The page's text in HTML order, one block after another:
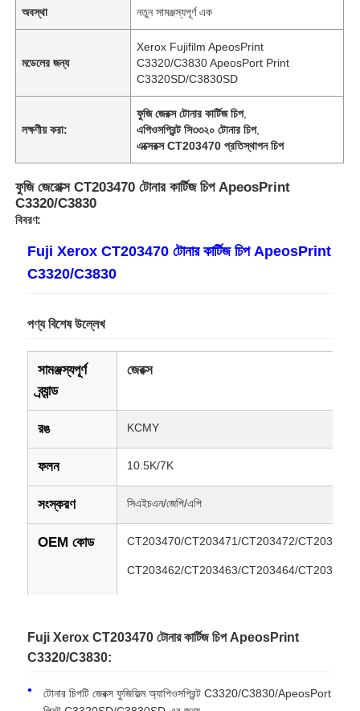
অবস্থা নতুন সামঞ্জস্যপূর্ণ এক
মডেলের জন্য
Xerox Fujifilm ApeosPrint
C3320/C3830 ApeosPort Print
C3320SD/C3830SD
লক্ষণীয় করা:
ফুজি জেরক্স টোনার কার্টিজ চিপ,
এপিওসপ্রিন্ট সি৩৩২০ টোনার চিপ,
এক্সেরক্স CT203470 প্রতিস্থাপন চিপ
ফুজি জেরোক্স CT203470 টোনার কার্টিজ চিপ ApeosPrint
C3320/C3830
বিবরণ:
Fuji Xerox CT203470 টোনার কার্টিজ চিপ ApeosPrint
C3320/C3830
পণ্য বিশেষ উল্লেখ
সামঞ্জস্যপূর্ণ
ব্র্যান্ড
জেরক্স
রঙ KCMY
ফলন 10.5K/7K
সংস্করণ সিএইচএন/জেপি/এপি
OEM কোড CT203470/CT203471/CT203472/CT203473
CT203462/CT203463/CT203464/CT203465
সামঞ্জস্যপূর্ণ
মডেল
Xerox Fujifilm ApeosPrint C3320/C3830/
অবস্থা নতুন সামঞ্জস্যপূর্ণ
Fuji Xerox CT203470 টোনার কার্টিজ চিপ ApeosPrint
C3320/C3830:
টোনার চিপটি জেরক্স ফুজিফিল্ম অ্যাপিওসপ্রিন্ট C3320/C3830/ApeosPort